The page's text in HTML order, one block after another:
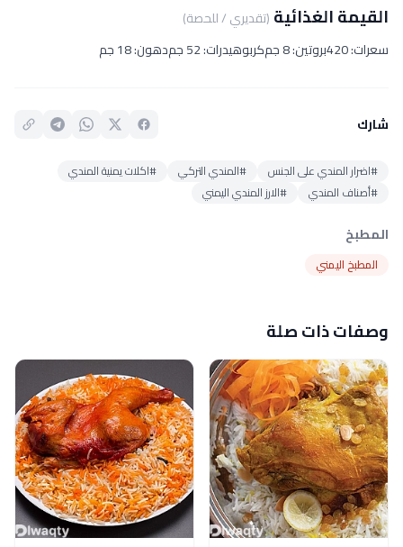
القيمة الغذائية (تقديري / للحصة)
سعرات: 420
بروتين: 8 جم كربوهيدرات: 52 جم دهون: 18 جم
شارك
#اضرار المندي على الجنس #المندي التركي
#اكلات يمنية المندي
#أصناف المندي
#الارز المندي اليمني
المطبخ
المطبخ اليمني
وصفات ذات صلة